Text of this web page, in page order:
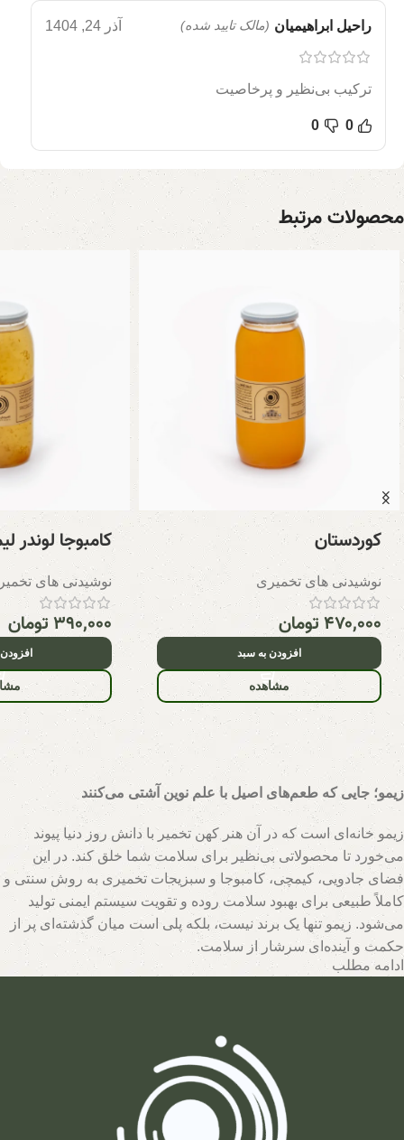
راحیل ابراهیمیان (مالک تایید شده) آذر 24, 1404
ترکیب بی‌نظیر و پرخاصیت
0
0
محصولات مرتبط
کوردستان
نوشیدنی های تخمیری
۴۷۰,۰۰۰تومان
افزودن به سبد
مشاهده
کامبوجا لوندر
نوشیدنی های
۳۹۰,۰۰۰تومان
زیمو؛ جایی که طعم‌های اصیل با علم نوین آشتی می‌کنند
زیمو خانه‌ای است که در آن هنر کهن تخمیر با دانش روز دنیا پیوند
می‌خورد تا محصولاتی بی‌نظیر برای سلامت شما خلق کند. در این
فضای جادویی، کیمچی، کامبوجا و سبزیجات تخمیری به روش سنتی و
کاملاً طبیعی برای بهبود سلامت روده و تقویت سیستم ایمنی تولید
می‌شود. زیمو تنها یک برند نیست، بلکه پلی است میان گذشته‌ای پر از
حکمت و آینده‌ای سرشار از سلامت.
می‌کند. اینجا جایی است که هر قطره سرکه سیب، هر برگ سبزی
تخمیری و هر جرعه نوشیدنی پروبیوتیک، داستانی از عشق به طبیعت و
علاقه به سلامت انسان روایت می‌کند. با زیمو، شما نه تنها محصولی
خریداری می‌کنید، بلکه سبک زندگی‌ای طبیعی و پایدار را انتخاب
می‌کنید که ریشه در فرهنگ اصیل و شاخه در آسمان علم امروز دارد.
ادامه مطلب